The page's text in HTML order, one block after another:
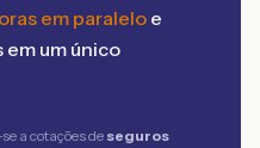
em paralelo e
um único
a cotações de seguros